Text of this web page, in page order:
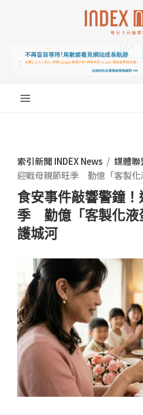
索引新聞 INDEX News / 媒體聯
迎戰母親節旺季 勤億「客製化
食安事件敲響警鐘
季 勤億「客製化液
護城河